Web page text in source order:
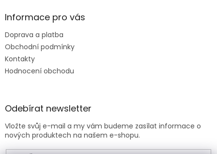
Informace pro vás
Doprava a platba
Obchodní podmínky
Kontakty
Hodnocení obchodu
Odebírat newsletter
Vložte svůj e-mail a my vám budeme zasílat informace o
nových produktech na našem e-shopu.